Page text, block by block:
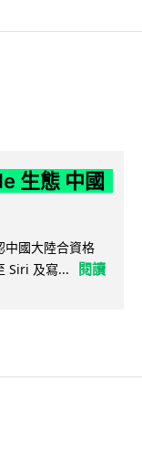
生態 中國
國大陸合資格
Siri 及寫...
閱讀